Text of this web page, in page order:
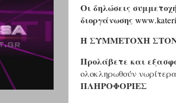
Οι δηλώσεις
διοργάνωσης www.
H ΣΥΜΜΕΤΟΧΗ ΣΤΟΝ
Προλάβετε και
ολοκληρωθούν
ΠΛΗΡΟΦΟΡΙΕΣ